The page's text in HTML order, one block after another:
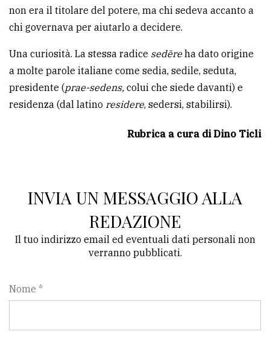
non era il titolare del potere, ma chi sedeva accanto a
chi governava per aiutarlo a decidere.
Una curiosità. La stessa radice sedēreha dato origine
a molte parole italiane come sedia, sedile, seduta,
presidente (prae-sedens, colui che siede davanti) e
residenza (dal latino residere, sedersi, stabilirsi).
Rubrica a cura di Dino Ticli
INVIA UN MESSAGGIO ALLA
REDAZIONE
Il tuo indirizzo email ed eventuali dati personali non
verranno pubblicati.
Nome *